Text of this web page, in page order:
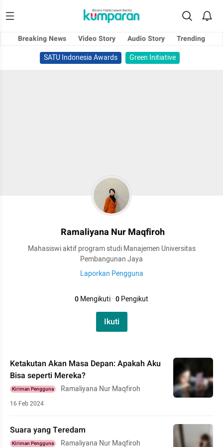
Breaking News Video Story Audio Story
Trending
SATU Indonesia Awards
Green Initiative
Ramaliyana Nur Maqfiroh
Mahasiswi aktif program studi Manajemen Universitas
Pembangunan Jaya
Laporkan Pengguna
0Mengikuti·0Pengikut
Ikuti
Ketakutan Akan Masa Depan: Apakah Aku
Bisa seperti Mereka?
Kiriman Pengguna Ramaliyana Nur Maqfiroh
16 Feb 2024
Suara yang Teredam
Kiriman Pengguna Ramaliyana Nur Maqfiroh